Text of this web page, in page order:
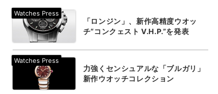
「ロンジン」、新作高精度ウオッ
チ“コンクェスト V.H.P.”を発表
力強くセンシュアルな「ブルガリ」
新作ウオッチコレクション